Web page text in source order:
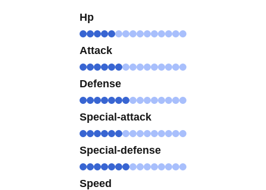
Hp
Attack
Defense
Special-attack
Special-defense
Speed